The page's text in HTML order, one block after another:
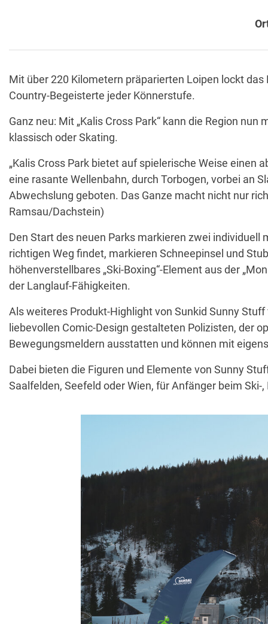
Mit über 220 Kilometern präparierten Loipen lockt
Country-Begeisterte jeder Könnerstufe.
Ganz neu: Mit „Kalis Cross Park“ kann die Region
klassisch oder Skating.
„Kalis Cross Park bietet auf spielerische Weise
eine rasante Wellenbahn, durch Torbogen, vorbei an
Abwechslung geboten. Das Ganze macht nicht nur
Ramsau/Dachstein)
Den Start des neuen Parks markieren zwei individuell
richtigen Weg findet, markieren Schneepinsel und
höhenverstellbares „Ski-Boxing“-Element aus der
der Langlauf-Fähigkeiten.
Als weiteres Produkt-Highlight von Sunkid Sunny
liebevollen Comic-Design gestalteten Polizisten, der
Bewegungsmeldern ausstatten und können mit
Dabei bieten die Figuren und Elemente von Sunny
Saalfelden, Seefeld oder Wien, für Anfänger beim Ski-